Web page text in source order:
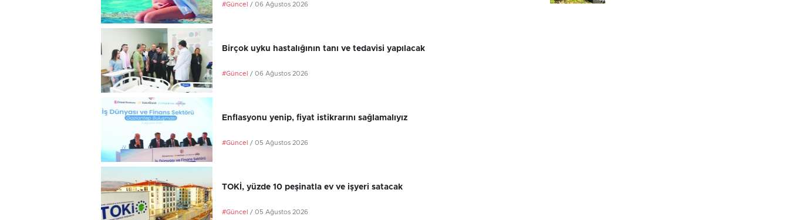
#Güncel / 06 Ağustos 2026
Birçok uyku hastalığının tanı ve tedavisi yapılacak
#Güncel / 06 Ağustos 2026
Enflasyonu yenip, fiyat istikrarını sağlamalıyız
#Güncel / 05 Ağustos 2026
TOKİ, yüzde 10 peşinatla ev ve işyeri satacak
#Güncel / 05 Ağustos 2026